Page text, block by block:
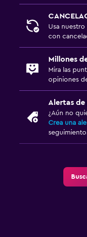
Usa
con
Millones
Mira las
opiniones
Alertas de
¿Aún no
Crea una